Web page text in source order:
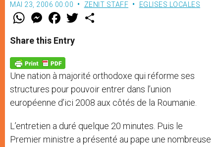
MAI 23, 2006 00:00 ZENIT STAFF EGLISES LOCALES
W
t
s
p
p
M
e
s
e
g
e
r
F
a
e
b
o
k
w
Share this Entry
Une nation à majorité orthodoxe qui réforme ses
structures pour pouvoir entrer dans l’union
européenne d’ici 2008 aux côtés de la Roumanie.
L’entretien a duré quelque 20 minutes. Puis le
Premier ministre a présenté au pape une nombreuse